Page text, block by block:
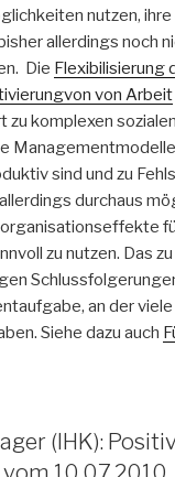
nutzen,
allerdings noch
Die Flexibilisierung
von Arbeit
zu komplexen
sind und zu
durchaus
zu nutzen. Das
an der
Siehe dazu auch
(IHK):